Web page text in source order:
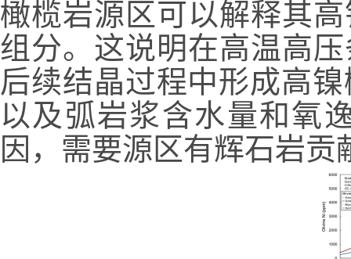
橄榄岩源区可以解释其
组分。这说明在高温高
后续结晶过程中形成高
以及弧岩浆含水量和氧
因，需要源区有辉石岩